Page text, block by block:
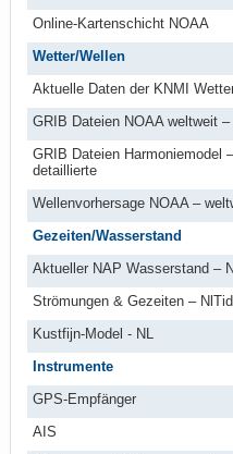
Online-Kartenschicht NOAA
Wetter/Wellen
Aktuelle Daten der KNMI
GRIB Dateien NOAA weltweit
GRIB Dateien Harmoniemodel
detaillierte
Wellenvorhersage NOAA –
Gezeiten/Wasserstand
Aktueller NAP Wasserstand –
Strömungen & Gezeiten –
Kustfijn-Model - NL
Instrumente
GPS-Empfänger
AIS